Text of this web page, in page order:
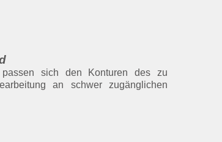
sich den Konturen des zu
an schwer zugänglichen